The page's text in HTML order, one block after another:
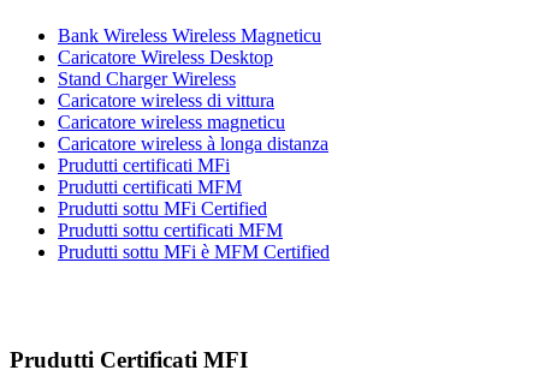
Bank Wireless Wireless Magneticu
Caricatore Wireless Desktop
Stand Charger Wireless
Caricatore wireless di vittura
Caricatore wireless magneticu
Caricatore wireless à longa distanza
Prudutti certificati MFi
Prudutti certificati MFM
Prudutti sottu MFi Certified
Prudutti sottu certificati MFM
Prudutti sottu MFi è MFM Certified
Prudutti Certificati MFI